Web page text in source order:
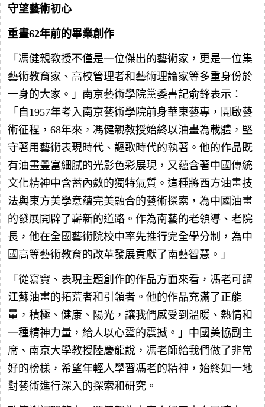
守望藝術初心
重畫62年前的畢業創作
「馮健親教授不僅是一位傑出的藝術家，更是一位集
藝術教育家、高校管理者和藝術理論家等多重身份於
一身的大家。」南京藝術學院黨委書記俞鋒表示：
「自1957年考入南京藝術學院前身華東藝專，開啟藝
術征程，68年來，馮健親教授始終以油畫為載體，堅
守著用藝術表現時代、謳歌時代的執著。他的作品既
有油畫豐富細膩的光影色彩展現，又蘊含著中國傳統
文化精神中含蓄內斂的獨特氣質。這種將西方油畫技
法與東方美學意蘊完美融合的藝術探索，為中國油畫
的發展開辟了嶄新的道路。作為南藝的老領導、老院
長，他在全國藝術院校中率先推行完全學分制，為中
國高等藝術教育的改革發展貢獻了南藝智慧。」
「從寫實、表現主題創作的作品方面來看，馮老可謂
江蘇油畫的拓荒者和引領者。他的作品充滿了正能
量，積極、健康、陽光，讓我們感受到溫暖、熱情和
一種精神力量，給人以心靈的震撼。」中國美協副主
席、南京大學教授陸慶龍說，馮老師給我們做了非常
好的榜樣，希望年輕人學習馮老的精神，始終如一地
對藝術進行深入的探索和研究。